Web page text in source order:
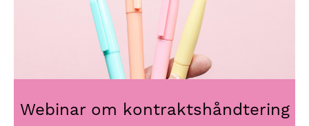
Webinar om kontraktshåndtering